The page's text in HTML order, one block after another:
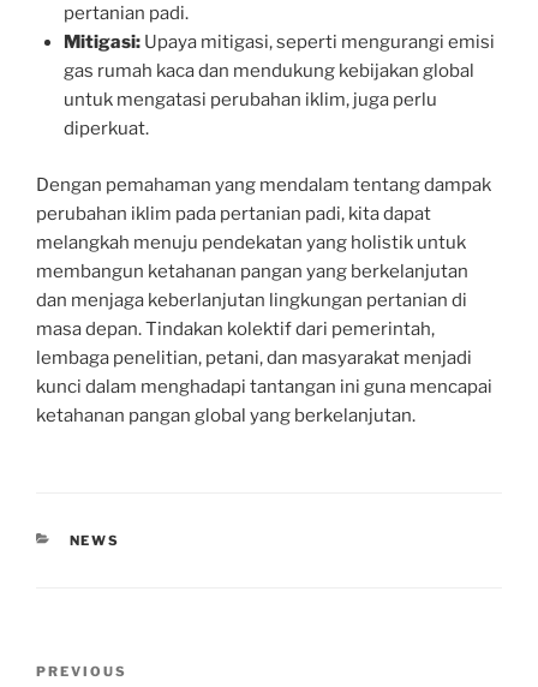
pertanian padi.
Mitigasi:Upaya mitigasi, seperti mengurangi emisi
gas rumah kaca dan mendukung kebijakan global
untuk mengatasi perubahan iklim, juga perlu
diperkuat.
Dengan pemahaman yang mendalam tentang dampak
perubahan iklim pada pertanian padi, kita dapat
melangkah menuju pendekatan yang holistik untuk
membangun ketahanan pangan yang berkelanjutan
dan menjaga keberlanjutan lingkungan pertanian di
masa depan. Tindakan kolektif dari pemerintah,
lembaga penelitian, petani, dan masyarakat menjadi
kunci dalam menghadapi tantangan ini guna mencapai
ketahanan pangan global yang berkelanjutan.
CATEGORIES
NEWS
Previous
PREVIOUS